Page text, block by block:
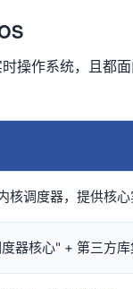
操作系统，且都
核调度器，提供核
器核心" + 第三方